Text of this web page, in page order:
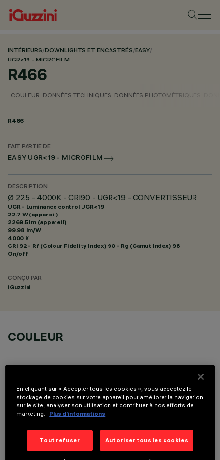
INTÉRIEURS/DOWNLIGHTS ET ENCASTRÉS/EASY/
UGR<19 - MICROFILM
R466
COULEUR DONNÉES TECHNIQUES DONNÉES PHOTOMÉTRIQUES
R466
FAIT PARTIE DE
EASY UGR<19 - MICROFILM
DESCRIPTION
Ø 225 - 4000K - CRI90 - UGR<19 - CONVERTISSEUR
UGR - Luminance control UGR<19
22.7 W (appareil)
2269.5 lm (appareil)
99.98 lm/W
4000 K
CRI 92 - Rf (Colour Fidelity Index) 90 - Rg (Gamut Index) 98
On/off
CONÇU PAR
iGuzzini
COULEUR
DONNÉES TECHNIQUES
En cliquant sur « Accepter tous les cookies », vous acceptez le
stockage de cookies sur votre appareil pour améliorer la navigation
sur le site, analyser son utilisation et contribuer à nos efforts de
marketing.
Plus d’informations
Tout refuser Autoriser tous les cookies